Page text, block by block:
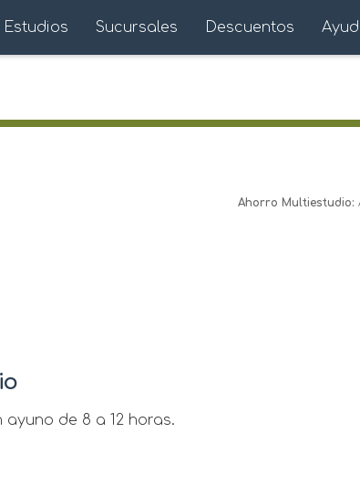
Estudios Sucursales Descuentos
Ahorro Multiestudio:
de 8 a 12 horas.